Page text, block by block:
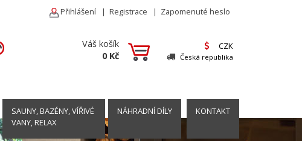
Přihlášení | Registrace | Zapomenuté heslo
Váš košík
0 Kč
CZK
Česká republika
SAUNY, BAZÉNY, VÍŘIVÉ
VANY, RELAX
NÁHRADNÍ DÍLY KONTAKT